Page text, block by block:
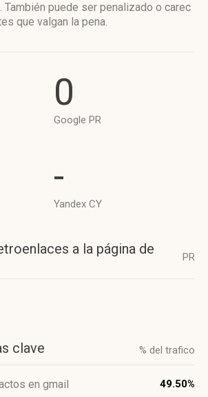
También puede ser penalizado o carec
que valgan la pena.
0
Google PR
-
Yandex CY
a la página de
PR
clave % del trafico
en gmail 49.50%